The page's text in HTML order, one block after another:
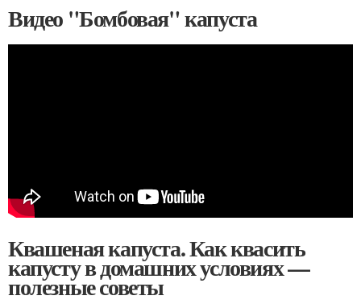
Видео "Бомбовая" капуста
Квашеная капуста. Как квасить
капусту в домашних условиях —
полезные советы